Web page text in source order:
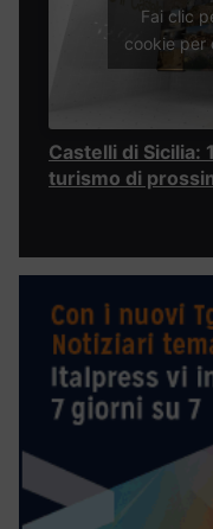
Fai clic
cookie per
Castelli di Sicilia:
turismo di